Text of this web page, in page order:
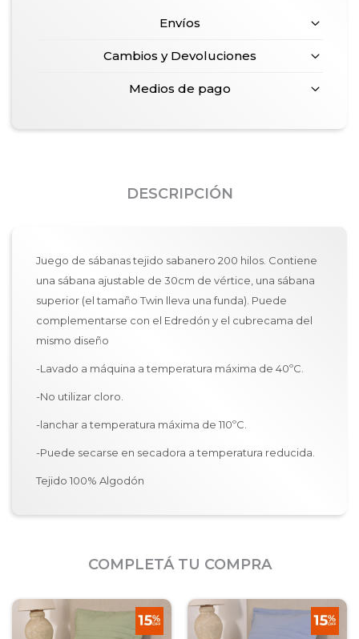
Envíos
Cambios y Devoluciones
Medios de pago
DESCRIPCIÓN
Juego de sábanas tejido sabanero 200 hilos. Contiene
una sábana ajustable de 30cm de vértice, una sábana
superior (el tamaño Twin lleva una funda). Puede
complementarse con el Edredón y el cubrecama del
mismo diseño
-Lavado a máquina a temperatura máxima de 40ºC.
-No utilizar cloro.
-lanchar a temperatura máxima de 110ºC.
-Puede secarse en secadora a temperatura reducida.
Tejido 100% Algodón
COMPLETÁ TU COMPRA